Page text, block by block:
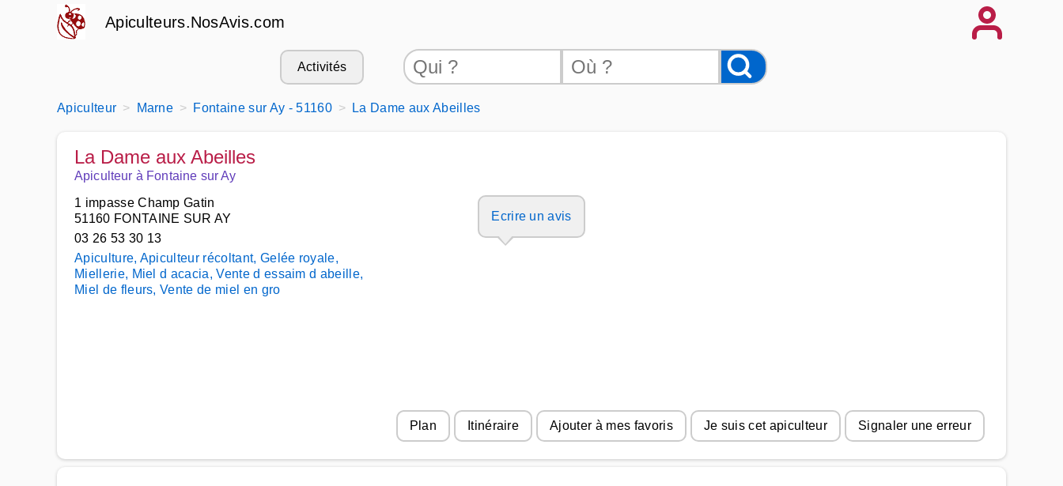
Apiculteurs.NosAvis.com
Activités
Apiculteur Marne Fontaine sur Ay - 51160 La Dame aux Abeilles
La Dame aux Abeilles
Apiculteur à Fontaine sur Ay
1 impasse Champ Gatin
51160 FONTAINE SUR AY
03 26 53 30 13
Apiculture, Apiculteur récoltant, Gelée royale,
Miellerie, Miel d acacia, Vente d essaim d abeille,
Miel de fleurs, Vente de miel en gro
Ecrire un avis
Plan Itinéraire Ajouter à mes favoris Je suis cet apiculteur Signaler une erreur